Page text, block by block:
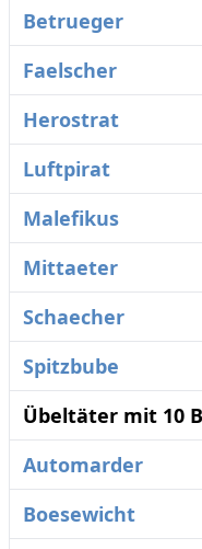
Betrueger
Faelscher
Herostrat
Luftpirat
Malefikus
Mittaeter
Schaecher
Spitzbube
Übeltäter mit 10
Automarder
Boesewicht